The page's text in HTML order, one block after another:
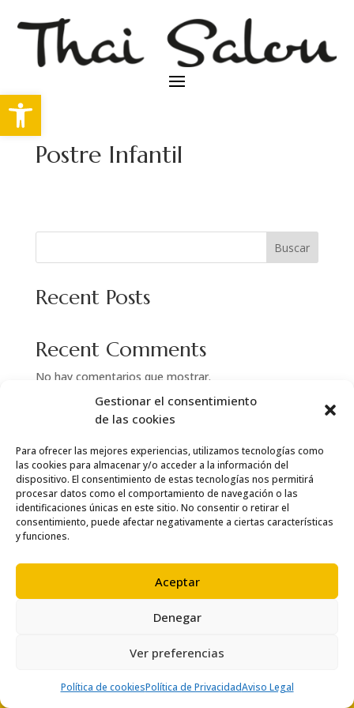
Abrir barra de herramientas
Gestionar el consentimiento
de las cookies
Para ofrecer las mejores experiencias, utilizamos tecnologías como
las cookies para almacenar y/o acceder a la información del
dispositivo. El consentimiento de estas tecnologías nos permitirá
procesar datos como el comportamiento de navegación o las
identificaciones únicas en este sitio. No consentir o retirar el
consentimiento, puede afectar negativamente a ciertas características
y funciones.
Aceptar
Denegar
Ver preferencias
Política de cookiesPolítica de PrivacidadAviso Legal
Postre Infantil
Buscar
Recent Posts
Recent Comments
No hay comentarios que mostrar.
© Copyright 2024 Thai Salou